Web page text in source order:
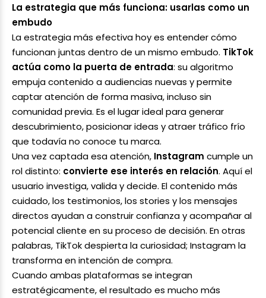
La estrategia que más funciona: usarlas como un
embudo
La estrategia más efectiva hoy es entender cómo
funcionan juntas dentro de un mismo embudo. TikTok
actúa como la puerta de entrada: su algoritmo
empuja contenido a audiencias nuevas y permite
captar atención de forma masiva, incluso sin
comunidad previa. Es el lugar ideal para generar
descubrimiento, posicionar ideas y atraer tráfico frío
que todavía no conoce tu marca.
Una vez captada esa atención, Instagram cumple un
rol distinto: convierte ese interés en relación. Aquí el
usuario investiga, valida y decide. El contenido más
cuidado, los testimonios, los stories y los mensajes
directos ayudan a construir confianza y acompañar al
potencial cliente en su proceso de decisión. En otras
palabras, TikTok despierta la curiosidad; Instagram la
transforma en intención de compra.
Cuando ambas plataformas se integran
estratégicamente, el resultado es mucho más